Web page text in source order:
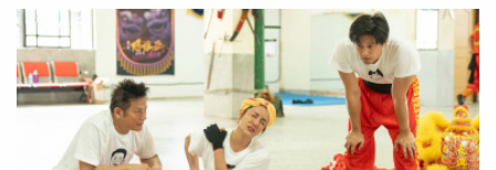
她則稱是烏龍一場，但到了11月8日出席記者會時，被問到
第三胎的規劃，她則表示「我覺得我人生中如果有第三個交
給老天爺，這個靈魂如果有緣分，要投胎到這個世上，我歡
迎但不會主動做這件事。」如今劉香慈在10日出席醫療疫苗
活動時，驚喜宣布懷上第三胎的好消息。對此，經紀人則表
示，劉香慈目前懷孕3個月，還不知寶寶性別，此外夫妻倆